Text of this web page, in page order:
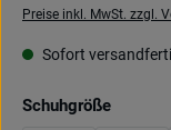
Preise inkl. MwSt. zzgl.
Sofort
Schuhgröße